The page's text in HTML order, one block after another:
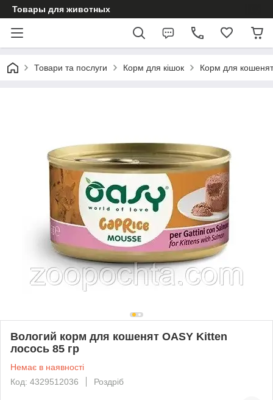
Товары для животных
Товари та послуги Корм для кішок Корм для кошенят
Вологий корм для кошенят OASY Kitten
лосось 85 гр
Немає в наявності
Код: 4329512036
Роздріб